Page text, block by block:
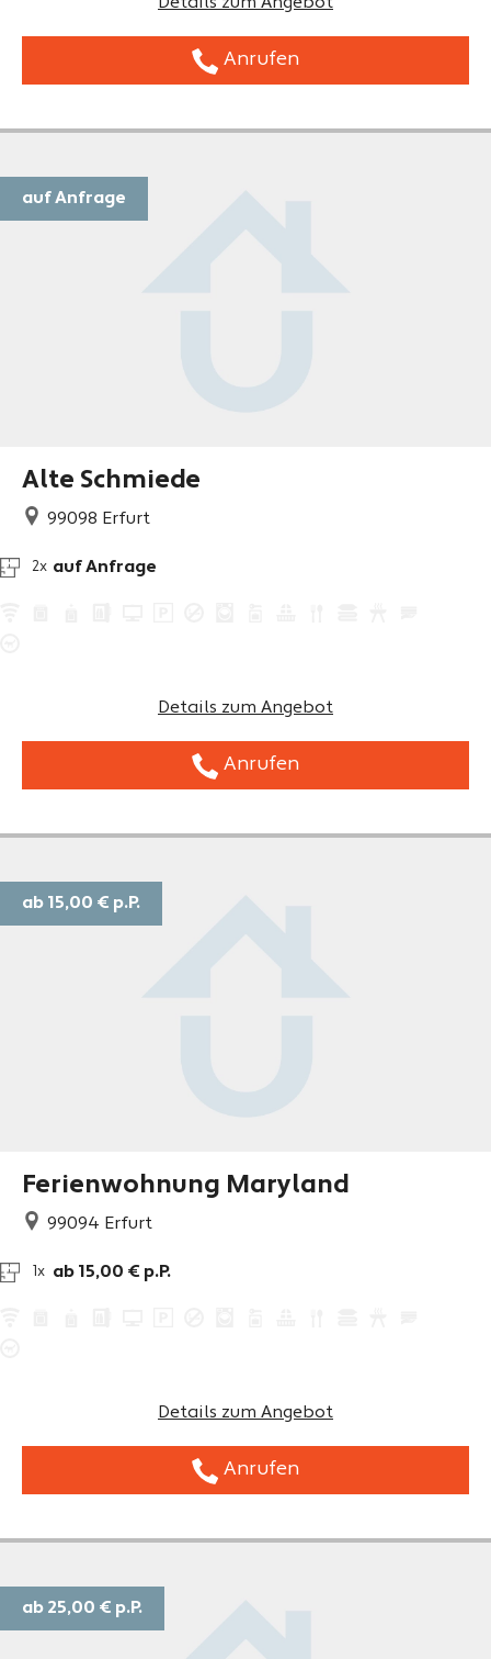
Anrufen
Alte Schmiede
99098 Erfurt
2x auf Anfrage
Details zum Angebot
Anrufen
auf Anfrage
Ferienwohnung Maryland
99094 Erfurt
1x ab 15,00 € p.P.
Details zum Angebot
Anrufen
ab 15,00 € p.P.
ab 25,00 € p.P.